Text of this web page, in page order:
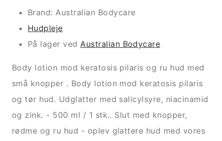
Brand: Australian Bodycare
Hudpleje
På lager vedAustralian Bodycare
Body lotion mod keratosis pilaris og ru hud med
små knopper . Body lotion mod keratosis pilaris
og tør hud. Udglatter med salicylsyre, niacinamid
og zink. - 500 ml / 1 stk.. Slut med knopper,
rødme og ru hud - oplev glattere hud med vores